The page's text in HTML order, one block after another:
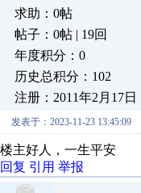
求助：0帖
帖子：0帖 | 19回
年度积分：0
历史总积分：102
注册：2011年2月17日
发表于：2023-11-23 13:45:09
楼主好人，一生平安
回复 引用 举报